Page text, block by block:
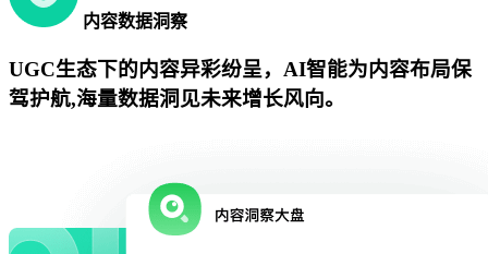
内容数据洞察
UGC生态下的内容异彩纷呈，AI智能为内容布局保
驾护航,海量数据洞见未来增长风向。